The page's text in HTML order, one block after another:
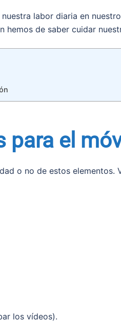
labor diaria en
hemos de saber cuidar
para el
o no de estos elementos.
los vídeos).